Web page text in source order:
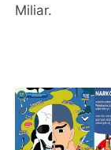
Miliar.